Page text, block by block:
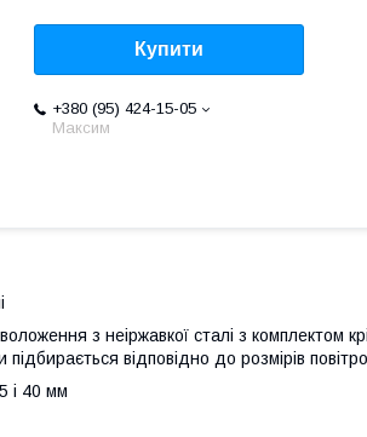
Купити
+380 (95) 424-15-05
Максим
з неіржавкої сталі з комплектом
відповідно до розмірів
і 40 мм